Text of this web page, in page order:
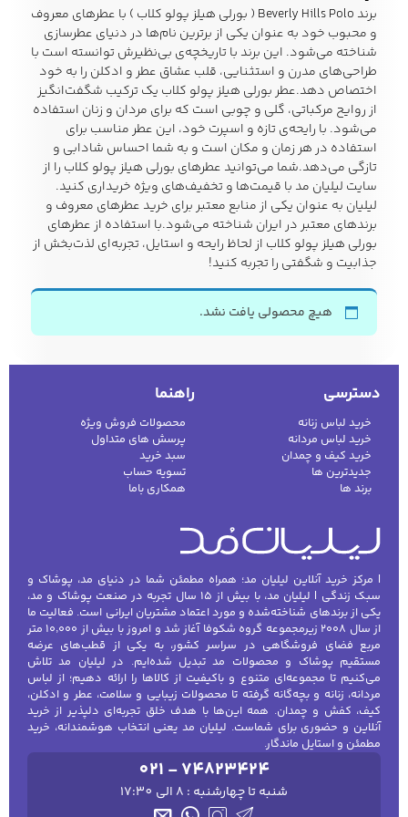
زیبایی و سلامت
خانه و آشپزخانه
شلوارک مردانه ژاکت و پلیور مردانه شلوار کتان مردانه
شلوار جین مردانه
شلوار پارچه ای
مردانه
شلوار اسلش مردانه
سویشرت و هودی
مردانه
مردانه
شال و کلاه مردانه
مردانه
برند Beverly Hills Polo ( بورلی هیلز پولو کلاب ) با عطرهای معروف
و محبوب خود به عنوان یکی از برترین نام‌ها در دنیای عطرسازی
شناخته می‌شود. این برند با تاریخچه‌ی بی‌نظیرش توانسته است با
طراحی‌های مدرن و استثنایی، قلب عشاق عطر و ادکلن را به خود
اختصاص دهد.عطر بورلی هیلز پولو کلاب یک ترکیب شگفت‌انگیز
از روایح مرکباتی، گلی و چوبی است که برای مردان و زنان استفاده
می‌شود. با رایحه‌ی تازه و اسپرت خود، این عطر مناسب برای
استفاده در هر زمان و مکان است و به شما احساس شادابی و
تازگی می‌دهد.شما می‌توانید عطرهای بورلی هیلز پولو کلاب را از
سایت لیلیان مد با قیمت‌ها و تخفیف‌های ویژه خریداری کنید.
لیلیان به عنوان یکی از منابع معتبر برای خرید عطرهای معروف و
برندهای معتبر در ایران شناخته می‌شود.با استفاده از عطرهای
بورلی هیلز پولو کلاب از لحاظ رایحه و استایل، تجربه‌ای لذت‌بخش از
جذابیت و شگفتی را تجربه کنید!
هیچ محصولی یافت نشد.
دسترسی
خرید لباس زنانه
خرید لباس مردانه
خرید کیف و چمدان
جدیدترین ها
برند ها
راهنما
محصولات فروش ویژه
پرسش های متداول
سبد خرید
تسویه حساب
همکاری باما
| مرکز خرید آنلاین لیلیان مد؛ همراه مطمئن شما در دنیای مد، پوشاک و
سبک زندگی | لیلیان مد، با بیش از ۱۵ سال تجربه در صنعت پوشاک و مد،
یکی از برندهای شناخته‌شده و مورد اعتماد مشتریان ایرانی است. فعالیت ما
از سال ۲۰۰۸ زیرمجموعه گروه شکوفا آغاز شد و امروز با بیش از ۱۰٬۰۰۰ متر
مربع فضای فروشگاهی در سراسر کشور، به یکی از قطب‌های عرضه
مستقیم پوشاک و محصولات مد تبدیل شده‌ایم. در لیلیان مد تلاش
می‌کنیم تا مجموعه‌ای متنوع و باکیفیت از کالاها را ارائه دهیم؛ از لباس
مردانه، زنانه و بچه‌گانه گرفته تا محصولات زیبایی و سلامت، عطر و ادکلن،
کیف، کفش و چمدان. همه این‌ها با هدف خلق تجربه‌ای دلپذیر از خرید
آنلاین و حضوری برای شماست. لیلیان مد یعنی انتخاب هوشمندانه، خرید
مطمئن و استایل ماندگار.
021 - 74823424
شنبه تا چهارشنبه : 8 الی 17:30